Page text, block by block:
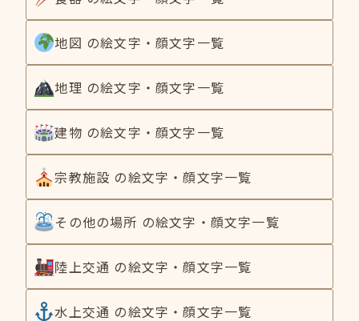
地図 の絵文字・顔文字一覧
地理 の絵文字・顔文字一覧
建物 の絵文字・顔文字一覧
宗教施設 の絵文字・顔文字一覧
その他の場所 の絵文字・顔文字一覧
陸上交通 の絵文字・顔文字一覧
水上交通 の絵文字・顔文字一覧